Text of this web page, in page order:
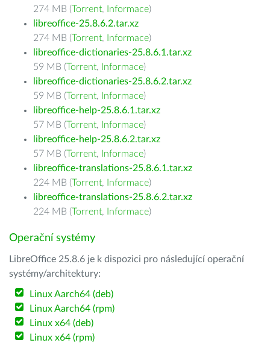
274 MB (Torrent, Informace)
libreoffice-25.8.6.2.tar.xz
274 MB (Torrent, Informace)
libreoffice-dictionaries-25.8.6.1.tar.xz
59 MB (Torrent, Informace)
libreoffice-dictionaries-25.8.6.2.tar.xz
59 MB (Torrent, Informace)
libreoffice-help-25.8.6.1.tar.xz
57 MB (Torrent, Informace)
libreoffice-help-25.8.6.2.tar.xz
57 MB (Torrent, Informace)
libreoffice-translations-25.8.6.1.tar.xz
224 MB (Torrent, Informace)
libreoffice-translations-25.8.6.2.tar.xz
224 MB (Torrent, Informace)
Operační systémy
LibreOffice 25.8.6 je k dispozici pro následující operační
systémy/architektury:
Linux Aarch64 (deb)
Linux Aarch64 (rpm)
Linux x64 (deb)
Linux x64 (rpm)